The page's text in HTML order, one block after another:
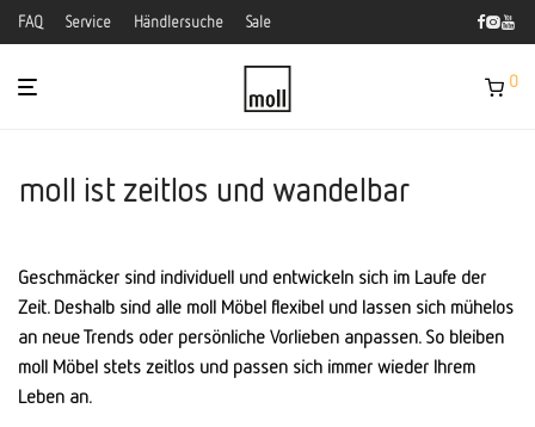
FAQ Service Händlersuche Sale
0
moll ist zeitlos und wandelbar
Geschmäcker sind individuell und entwickeln sich im Laufe der
Zeit. Deshalb sind alle moll Möbel flexibel und lassen sich mühelos
an neue Trends oder persönliche Vorlieben anpassen. So bleiben
moll Möbel stets zeitlos und passen sich immer wieder Ihrem
Leben an.